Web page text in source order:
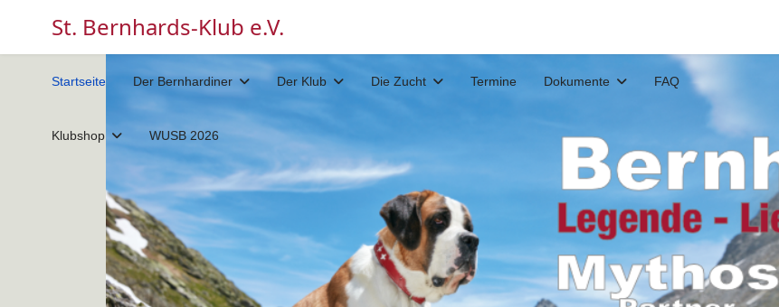
St. Bernhards-Klub e.V.
Startseite Der Bernhardiner Der Klub Die Zucht Termine Dokumente FAQ
Klubshop WUSB 2026